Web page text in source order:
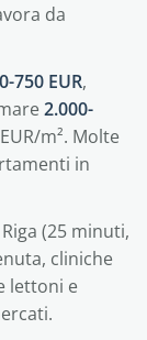
da
750 EUR,
2.000-
m². Molte
in
(25 minuti,
cliniche
lettoni e